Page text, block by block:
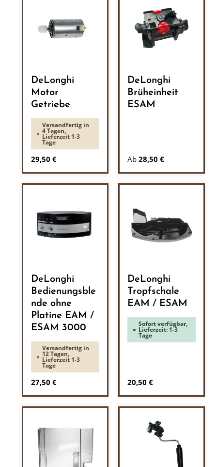
DeLonghi
Motor
Getriebe
Versandfertig in
4 Tagen,
Lieferzeit 1-3
Tage
Regulärer Preis:
29,50 €
DeLonghi
Brüheinheit
ESAM
Ab 28,50 €
DeLonghi
Bedienungsble
nde ohne
Platine EAM /
ESAM 3000
Versandfertig in
12 Tagen,
Lieferzeit 1-3
Tage
Regulärer Preis:
27,50 €
DeLonghi
Tropfschale
EAM / ESAM
Sofort verfügbar,
Lieferzeit: 1-3
Tage
Regulärer Preis:
20,50 €